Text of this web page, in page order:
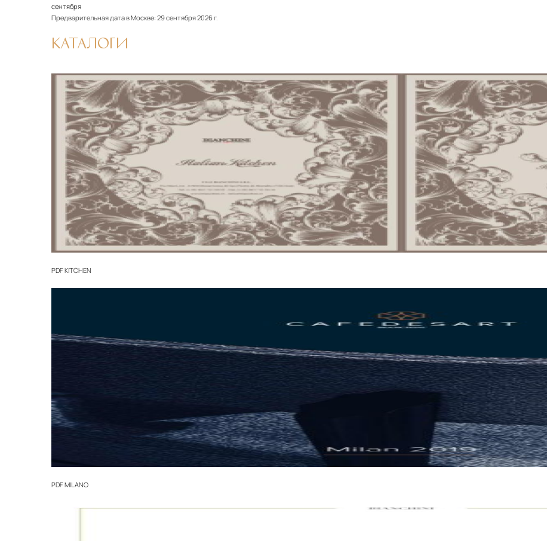
сентября
Предварительная дата в Москве:29 сентября 2026 г.
КАТАЛОГИ
PDFKITCHEN
PDFMILANO